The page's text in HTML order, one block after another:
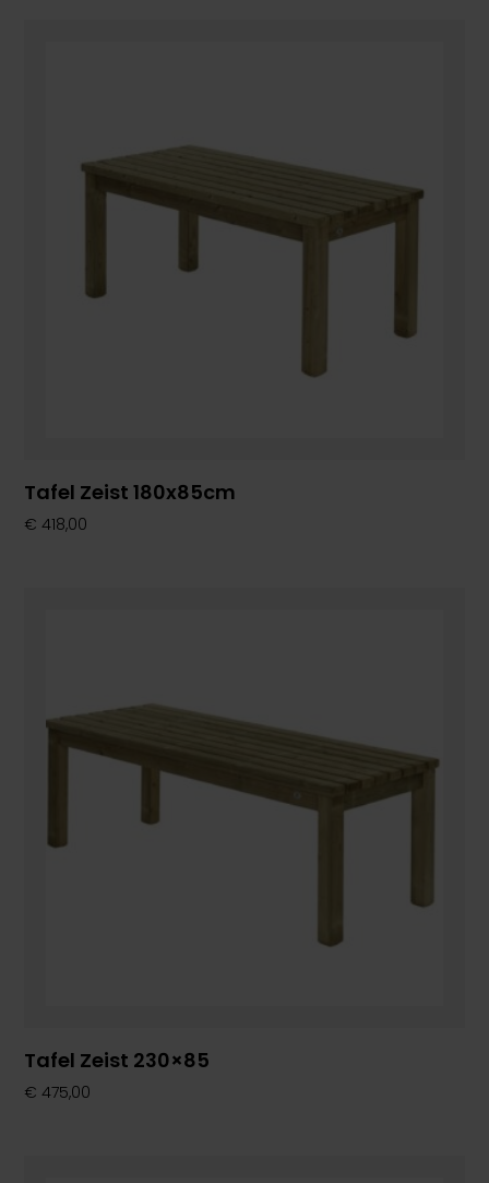
Tafel Zeist 180x85cm
€ 418,00
Tafel Zeist 230×85
€ 475,00